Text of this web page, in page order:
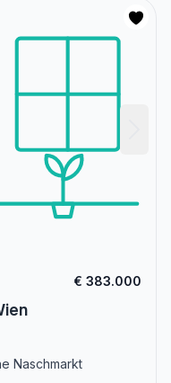
€ 383.000
Naschmarkt